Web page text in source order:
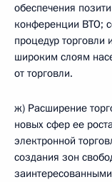
обеспечения
конференции ВТО;
процедур торговли
широким слоям
от торговли.
ж) Расширение
новых сфер ее
электронной
создания зон